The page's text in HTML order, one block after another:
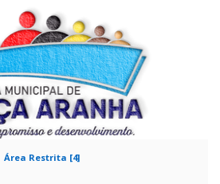
Área Restrita [4]